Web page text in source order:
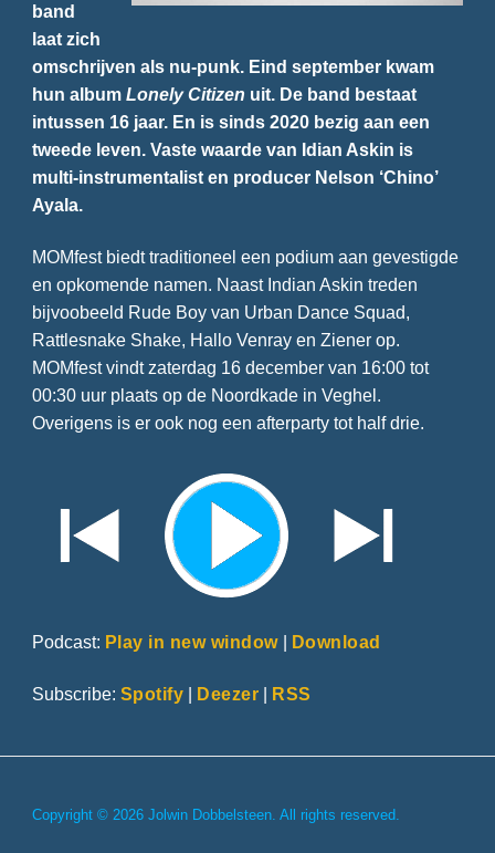
band
laat zich
omschrijven als nu-punk. Eind september kwam
hun album Lonely Citizen uit. De band bestaat
intussen 16 jaar. En is sinds 2020 bezig aan een
tweede leven. Vaste waarde van Idian Askin is
multi-instrumentalist en producer Nelson ‘Chino’
Ayala.
MOMfest biedt traditioneel een podium aan gevestigde
en opkomende namen. Naast Indian Askin treden
bijvoobeeld Rude Boy van Urban Dance Squad,
Rattlesnake Shake, Hallo Venray en Ziener op.
MOMfest vindt zaterdag 16 december van 16:00 tot
00:30 uur plaats op de Noordkade in Veghel.
Overigens is er ook nog een afterparty tot half drie.
Podcast: Play in new window| Download
Subscribe: Spotify | Deezer | RSS
Copyright © 2026 Jolwin Dobbelsteen. All rights reserved.